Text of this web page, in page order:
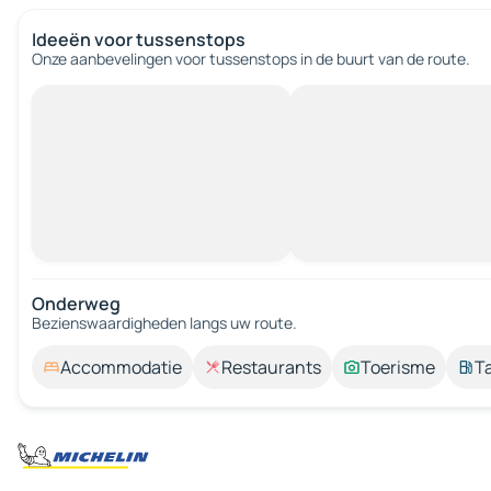
Ideeën voor tussenstops
Onze aanbevelingen voor tussenstops in de buurt van de route.
Onderweg
Bezienswaardigheden langs uw route.
Accommodatie Restaurants Toerisme